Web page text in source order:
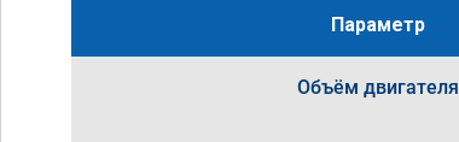
Параметр
Объём двигателя